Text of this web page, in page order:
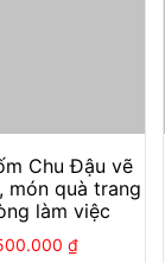
Chu Đậu vẽ
món quà trang
làm việc
₫